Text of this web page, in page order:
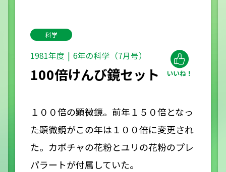
科学
1981年度 6年の科学（7月号）
100倍けんび鏡セット
１００倍の顕微鏡。前年１５０倍となっ
た顕微鏡がこの年は１００倍に変更され
た。カボチャの花粉とユリの花粉のプレ
パラートが付属していた。